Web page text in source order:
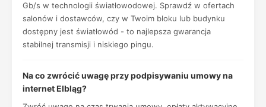
Gb/s w technologii światłowodowej. Sprawdź w ofertach
salonów i dostawców, czy w Twoim bloku lub budynku
dostępny jest światłowód - to najlepsza gwarancja
stabilnej transmisji i niskiego pingu.
Na co zwrócić uwagę przy podpisywaniu umowy na
internet Elbląg?